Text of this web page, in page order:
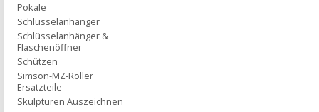
Pokale
Schlüsselanhänger
Schlüsselanhänger &
Flaschenöffner
Schützen
Simson-MZ-Roller
Ersatzteile
Skulpturen Auszeichnen